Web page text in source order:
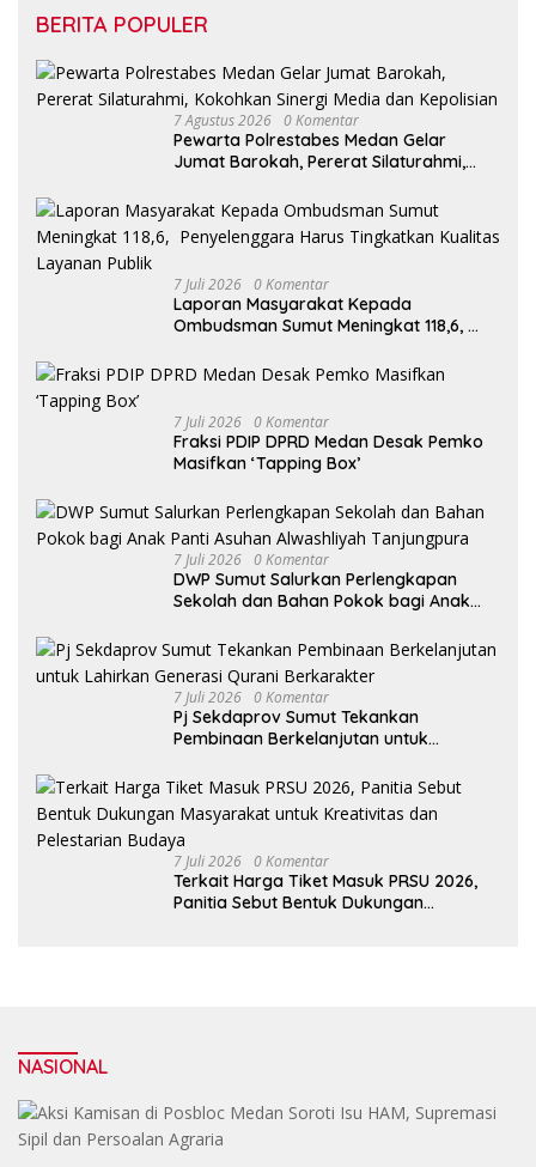
BERITA POPULER
7 Agustus 2026 0 Komentar
Pewarta Polrestabes Medan Gelar
Jumat Barokah, Pererat Silaturahmi,
7 Juli 2026 0 Komentar
Laporan Masyarakat Kepada
Ombudsman Sumut Meningkat 118,6,
Kualitas Layanan Publik
7 Juli 2026 0 Komentar
Fraksi PDIP DPRD Medan Desak Pemko
Masifkan ‘Tapping Box’
7 Juli 2026 0 Komentar
DWP Sumut Salurkan Perlengkapan
Sekolah dan Bahan Pokok bagi Anak
7 Juli 2026 0 Komentar
Pj Sekdaprov Sumut Tekankan
Pembinaan Berkelanjutan untuk
7 Juli 2026 0 Komentar
Terkait Harga Tiket Masuk PRSU 2026,
Panitia Sebut Bentuk Dukungan
NASIONAL